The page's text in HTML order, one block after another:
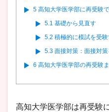
5 高知大学医学部に再受験
5.1 基礎から見直す
5.2 積極的に模試を受験
5.3面接対策：面接対策
6 高知大学医学部の再受験
高知大学医学部は再受験